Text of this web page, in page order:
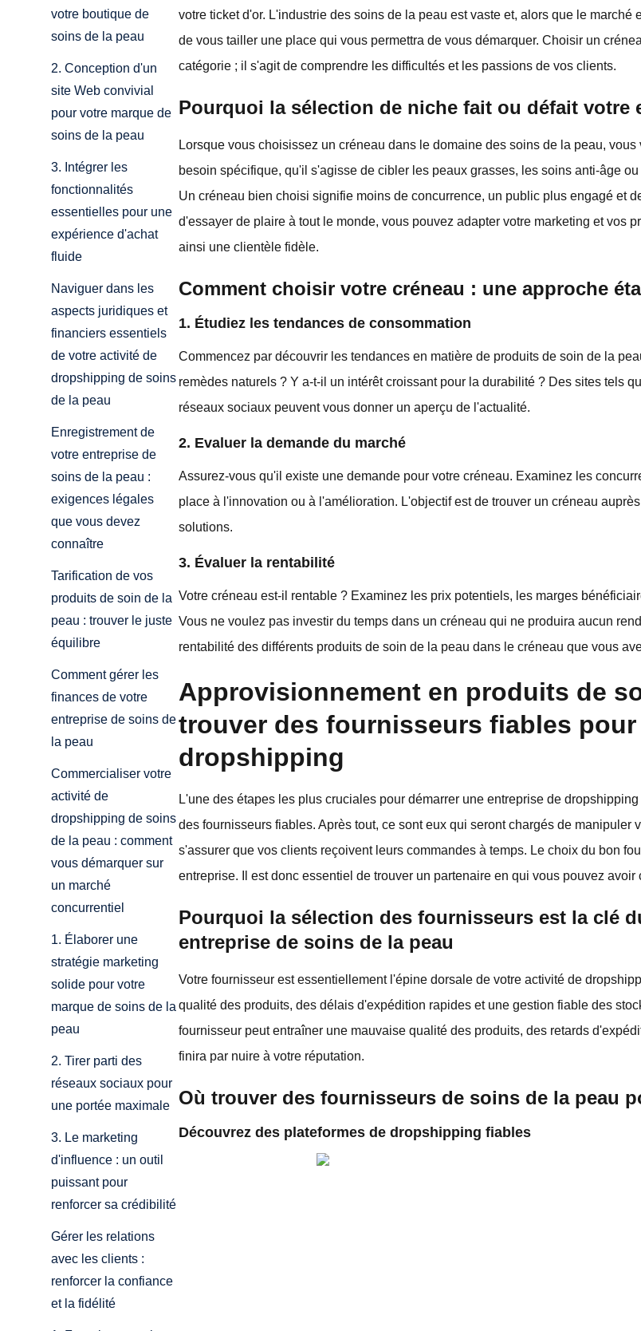
votre boutique de
soins de la peau
2. Conception d'un
site Web convivial
pour votre marque de
soins de la peau
3. Intégrer les
fonctionnalités
essentielles pour une
expérience d'achat
fluide
Naviguer dans les
aspects juridiques et
financiers essentiels
de votre activité de
dropshipping de soins
de la peau
Enregistrement de
votre entreprise de
soins de la peau :
exigences légales
que vous devez
connaître
Tarification de vos
produits de soin de la
peau : trouver le juste
équilibre
Comment gérer les
finances de votre
entreprise de soins de
la peau
Commercialiser votre
activité de
dropshipping de soins
de la peau : comment
vous démarquer sur
un marché
concurrentiel
1. Élaborer une
stratégie marketing
solide pour votre
marque de soins de la
peau
2. Tirer parti des
réseaux sociaux pour
une portée maximale
3. Le marketing
d'influence : un outil
puissant pour
renforcer sa crédibilité
Gérer les relations
avec les clients :
renforcer la confiance
et la fidélité
votre ticket d'or. L'industrie des soins de la peau est vaste et, alors que le marché
de vous tailler une place qui vous permettra de vous démarquer. Choisir un
catégorie ; il s'agit de comprendre les difficultés et les passions de vos clients.
Pourquoi la sélection de niche fait ou défait votre
Lorsque vous choisissez un créneau dans le domaine des soins de la peau,
besoin spécifique, qu'il s'agisse de cibler les peaux grasses, les soins anti-âge
Un créneau bien choisi signifie moins de concurrence, un public plus engagé et
d'essayer de plaire à tout le monde, vous pouvez adapter votre marketing et vos
ainsi une clientèle fidèle.
Comment choisir votre créneau : une approche
1. Étudiez les tendances de consommation
Commencez par découvrir les tendances en matière de produits de soin de la
remèdes naturels ? Y a-t-il un intérêt croissant pour la durabilité ? Des sites tels
réseaux sociaux peuvent vous donner un aperçu de l'actualité.
2. Evaluer la demande du marché
Assurez-vous qu'il existe une demande pour votre créneau. Examinez les
place à l'innovation ou à l'amélioration. L'objectif est de trouver un créneau
solutions.
3. Évaluer la rentabilité
Votre créneau est-il rentable ? Examinez les prix potentiels, les marges
Vous ne voulez pas investir du temps dans un créneau qui ne produira aucun
rentabilité des différents produits de soin de la peau dans le créneau que vous
Approvisionnement en produits de
trouver des fournisseurs fiables
dropshipping
L'une des étapes les plus cruciales pour démarrer une entreprise de
des fournisseurs fiables. Après tout, ce sont eux qui seront chargés de manipuler
s'assurer que vos clients reçoivent leurs commandes à temps. Le choix du bon
entreprise. Il est donc essentiel de trouver un partenaire en qui vous pouvez avoir
Pourquoi la sélection des fournisseurs est la clé
entreprise de soins de la peau
Votre fournisseur est essentiellement l'épine dorsale de votre activité de
qualité des produits, des délais d'expédition rapides et une gestion fiable des
fournisseur peut entraîner une mauvaise qualité des produits, des retards
finira par nuire à votre réputation.
Où trouver des fournisseurs de soins de la peau
Découvrez des plateformes de dropshipping fiables